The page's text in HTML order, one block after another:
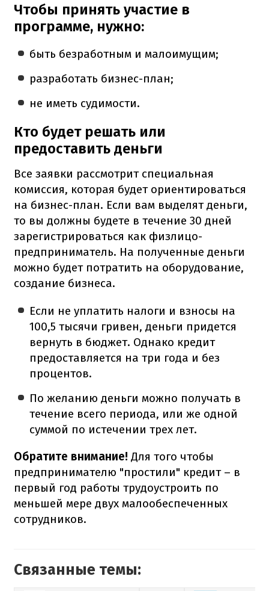
Чтобы принять участие в
программе, нужно:
быть безработным и малоимущим;
разработать бизнес-план;
не иметь судимости.
Кто будет решать или
предоставить деньги
Все заявки рассмотрит специальная
комиссия, которая будет ориентироваться
на бизнес-план. Если вам выделят деньги,
то вы должны будете в течение 30 дней
зарегистрироваться как физлицо-
предприниматель. На полученные деньги
можно будет потратить на оборудование,
создание бизнеса.
Если не уплатить налоги и взносы на
100,5 тысячи гривен, деньги придется
вернуть в бюджет. Однако кредит
предоставляется на три года и без
процентов.
По желанию деньги можно получать в
течение всего периода, или же одной
суммой по истечении трех лет.
Обратите внимание! Для того чтобы
предпринимателю "простили" кредит – в
первый год работы трудоустроить по
меньшей мере двух малообеспеченных
сотрудников.
Связанные темы: